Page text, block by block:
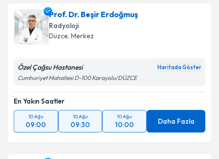
Prof. Dr. Beşir Erdoğmuş
Radyoloji
Düzce, Merkez
Özel Çağsu Hastanesi Haritada Göster
Cumhuriyet Mahallesi D-100 Karayolu/DÜZCE
En Yakın Saatler
10 Ağu
09:00
10 Ağu
09:30
10 Ağu
10:00 Daha Fazla